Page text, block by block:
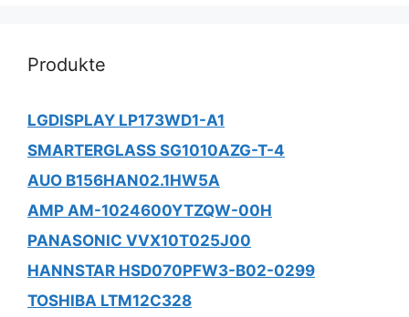
Produkte
LGDISPLAY LP173WD1-A1
SMARTERGLASS SG1010AZG-T-4
AUO B156HAN02.1HW5A
AMP AM-1024600YTZQW-00H
PANASONIC VVX10T025J00
HANNSTAR HSD070PFW3-B02-0299
TOSHIBA LTM12C328